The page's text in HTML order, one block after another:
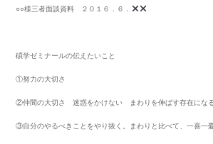
○○様三者面談資料 ２０１６．６．
碩学ゼミナールの伝えたいこと
①努力の大切さ
②仲間の大切さ 迷惑をかけない まわりを伸ばす存在にな
③自分のやるべきことをやり抜く。まわりと比べて、一喜一